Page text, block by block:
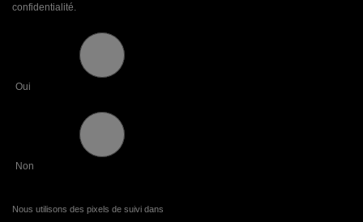
confidentialité.
Oui
Non
Nous utilisons des pixels de suivi dans